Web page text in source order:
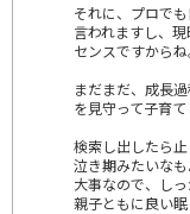
それに、プロで
言われますし、
センスですからね
まだまだ、成長
を見守って子育て
検索し出したら
泣き期みたいな
大事なので、し
親子ともに良い